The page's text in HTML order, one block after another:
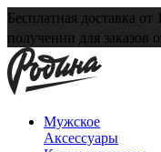
Бесплатная доставка
получении для заказов
Мужское
Аксессуары